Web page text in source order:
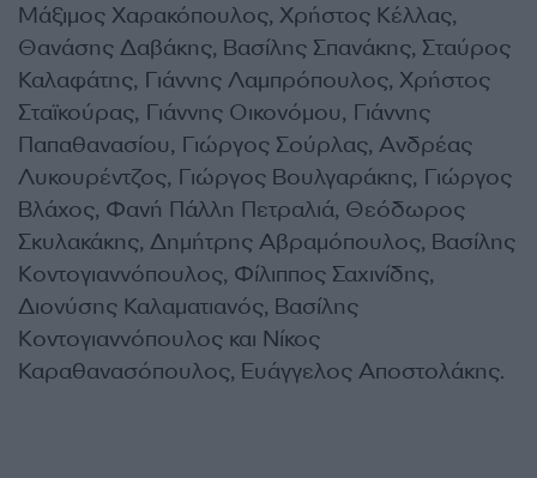
Μάξιμος Χαρακόπουλος, Χρήστος Κέλλας,
Θανάσης Δαβάκης, Βασίλης Σπανάκης, Σταύρος
Καλαφάτης, Γιάννης Λαμπρόπουλος, Χρήστος
Σταϊκούρας, Γιάννης Οικονόμου, Γιάννης
Παπαθανασίου, Γιώργος Σούρλας, Ανδρέας
Λυκουρέντζος, Γιώργος Βουλγαράκης, Γιώργος
Βλάχος, Φανή Πάλλη Πετραλιά, Θεόδωρος
Σκυλακάκης, Δημήτρης Αβραμόπουλος, Βασίλης
Κοντογιαννόπουλος, Φίλιππος Σαχινίδης,
Διονύσης Καλαματιανός, Βασίλης
Κοντογιαννόπουλος και Νίκος
Καραθανασόπουλος, Ευάγγελος Αποστολάκης.